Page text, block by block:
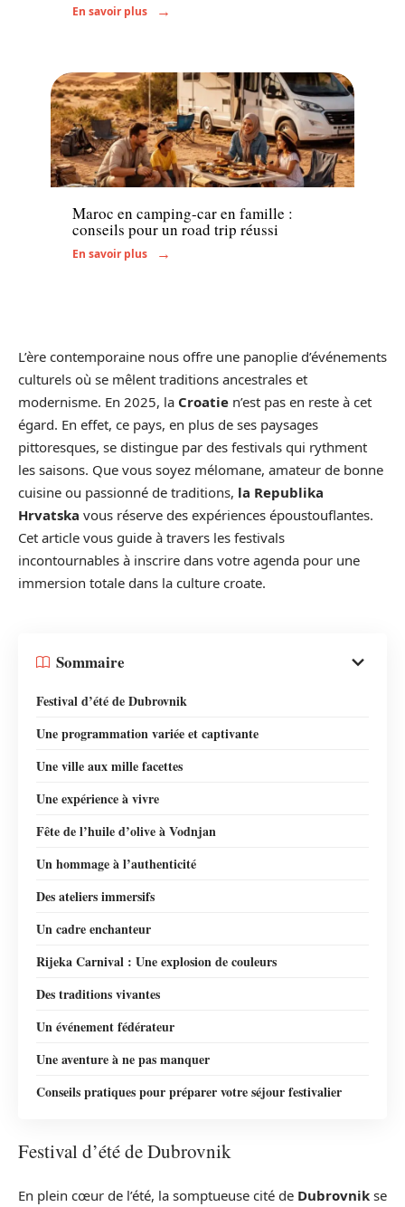
En savoir plus
Hébergement
Maroc en camping-car en famille :
conseils pour un road trip réussi
En savoir plus
L’ère contemporaine nous offre une panoplie d’événements
culturels où se mêlent traditions ancestrales et
modernisme. En 2025, la Croatie n’est pas en reste à cet
égard. En effet, ce pays, en plus de ses paysages
pittoresques, se distingue par des festivals qui rythment
les saisons. Que vous soyez mélomane, amateur de bonne
cuisine ou passionné de traditions, la Republika
Hrvatska vous réserve des expériences époustouflantes.
Cet article vous guide à travers les festivals
incontournables à inscrire dans votre agenda pour une
immersion totale dans la culture croate.
Sommaire
Festival d’été de Dubrovnik
Une programmation variée et captivante
Une ville aux mille facettes
Une expérience à vivre
Fête de l’huile d’olive à Vodnjan
Un hommage à l’authenticité
Des ateliers immersifs
Un cadre enchanteur
Rijeka Carnival : Une explosion de couleurs
Des traditions vivantes
Un événement fédérateur
Une aventure à ne pas manquer
Conseils pratiques pour préparer votre séjour festivalier
Festival d’été de Dubrovnik
En plein cœur de l’été, la somptueuse cité de Dubrovnik se